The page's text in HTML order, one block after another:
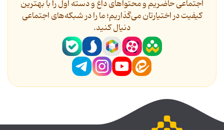
اجتماعی حاضریم و محتواهای داغ و دسته اول را با بهترین
کیفیت در اختیارتان می‌گذاریم؛ ما را در شبکه‌های اجتماعی
دنیال کنید.